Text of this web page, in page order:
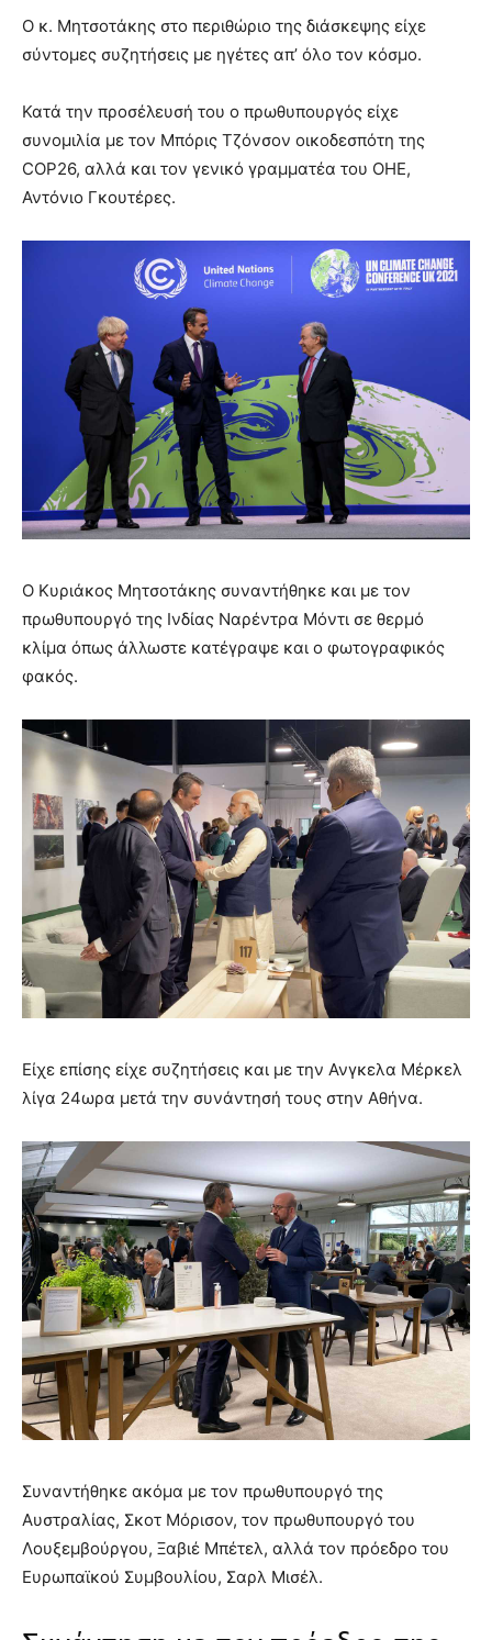
Ο κ. Μητσοτάκης στο περιθώριο της διάσκεψης είχε
σύντομες συζητήσεις με ηγέτες απ’ όλο τον κόσμο.
Κατά την προσέλευσή του ο πρωθυπουργός είχε
συνομιλία με τον Μπόρις Τζόνσον οικοδεσπότη της
COP26, αλλά και τον γενικό γραμματέα του ΟΗΕ,
Αντόνιο Γκουτέρες.
Ο Κυριάκος Μητσοτάκης συναντήθηκε και με τον
πρωθυπουργό της Ινδίας Ναρέντρα Μόντι σε θερμό
κλίμα όπως άλλωστε κατέγραψε και ο φωτογραφικός
φακός.
Είχε επίσης είχε συζητήσεις και με την Ανγκελα Μέρκελ
λίγα 24ωρα μετά την συνάντησή τους στην Αθήνα.
Συναντήθηκε ακόμα με τον πρωθυπουργό της
Αυστραλίας, Σκοτ Μόρισον, τον πρωθυπουργό του
Λουξεμβούργου, Ξαβιέ Μπέτελ, αλλά τον πρόεδρο του
Ευρωπαϊκού Συμβουλίου, Σαρλ Μισέλ.